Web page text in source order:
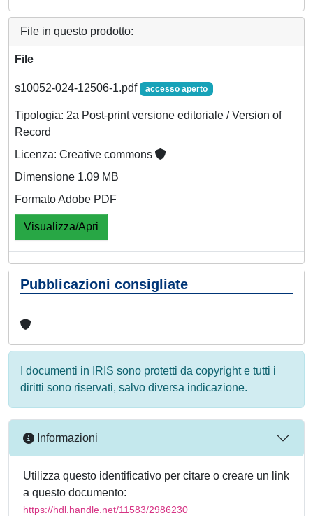
File in questo prodotto:
File
s10052-024-12506-1.pdf accesso aperto
Tipologia: 2a Post-print versione editoriale / Version of
Record
Licenza: Creative commons
Dimensione 1.09 MB
Formato Adobe PDF
Visualizza/Apri
Pubblicazioni consigliate
I documenti in IRIS sono protetti da copyright e tutti i
diritti sono riservati, salvo diversa indicazione.
Informazioni
Utilizza questo identificativo per citare o creare un link
a questo documento:
https://hdl.handle.net/11583/2986230